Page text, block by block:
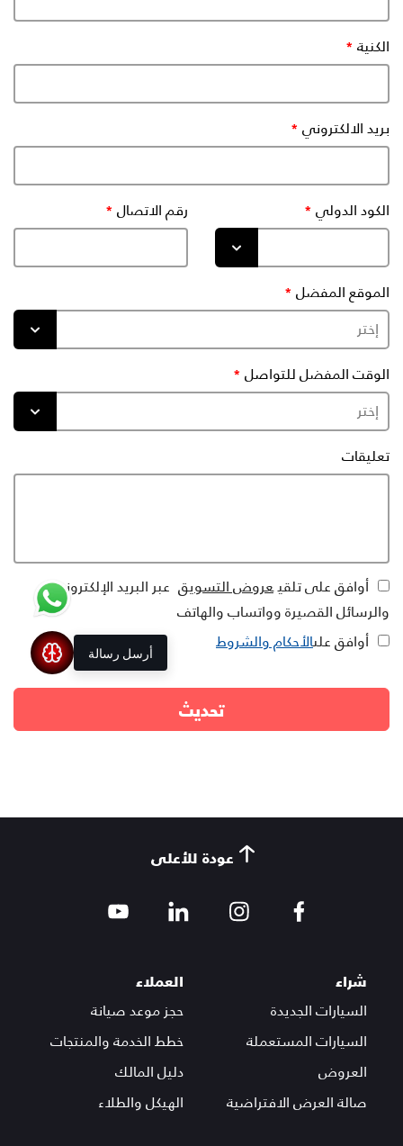
الكنية
بريد الالكتروني
الكود الدولي رقم الاتصال
الموقع المفضل
الوقت المفضل للتواصل
تعليقات
أوافق على تلقي عروض التسويق عبر البريد الإلكتروني
والرسائل القصيرة وواتساب والهاتف
أوافق علىالأحكام والشروط
عودة للأعلى
شراء
السيارات الجديدة
السيارات المستعملة
العروض
صالة العرض الافتراضية
العملاء
حجز موعد صيانة
خطط الخدمة والمنتجات
دليل المالك
الهيكل والطلاء
أرسل رسالة